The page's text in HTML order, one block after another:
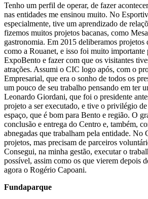
Tenho um perfil de operar, de fazer
nas entidades me ensinou muito. No
especialmente, tive um aprendizado de
fizemos muitos projetos bacanas, como
gastronomia. Em 2015 deliberamos projetos
como a Rouanet, e isso foi muito importante
ExpoBento e fazer com que os visitantes
atrações. Assumi o CIC logo após, com o
Empresarial, que era o sonho de todos os
um pouco de seu trabalho pensando em ter
Leonardo Giordani, que foi o presidente
projeto a ser executado, e tive o privilégio
espaço, que é bom para Bento e região. O
conclusão e entrega do Centro e, também,
abnegadas que trabalham pela entidade. No
projetos, mas precisam de parceiros
Consegui, na minha gestão, executar o
possível, assim como os que vierem depois
agora o Rogério Capoani.
Fundaparque